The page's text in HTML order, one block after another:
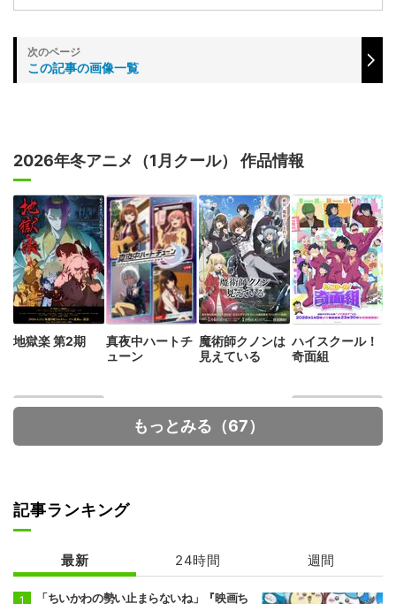
この記事の画像一覧
2026年冬アニメ（1月クール） 作品情報
地獄楽 第2期
真夜中ハートチ
ューン
魔術師クノンは
見えている
ハイスクール！
奇面組
の魔女
もっとみる（67）
記事ランキング
最新 24時間 週間
「ちいかわの勢い止まらないね」『映画ち